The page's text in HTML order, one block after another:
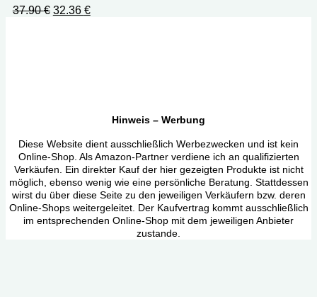
37.90€ Ursprünglicher
32.36 €Aktueller
Hinweis – Werbung
Diese Website dient ausschließlich Werbezwecken und ist kein
Online-Shop. Als Amazon-Partner verdiene ich an qualifizierten
Verkäufen. Ein direkter Kauf der hier gezeigten Produkte ist nicht
möglich, ebenso wenig wie eine persönliche Beratung. Stattdessen
wirst du über diese Seite zu den jeweiligen Verkäufern bzw. deren
Online-Shops weitergeleitet. Der Kaufvertrag kommt ausschließlich
im entsprechenden Online-Shop mit dem jeweiligen Anbieter
zustande.